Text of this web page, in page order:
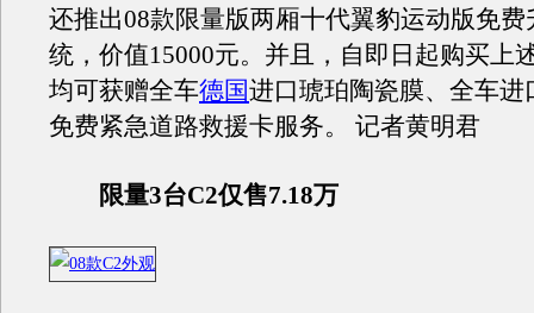
还推出08款限量版两厢十代翼豹运动版免费
统，价值15000元。并且，自即日起购买上
均可获赠全车德国进口琥珀陶瓷膜、全车进
免费紧急道路救援卡服务。 记者黄明君
限量3台C2仅售7.18万